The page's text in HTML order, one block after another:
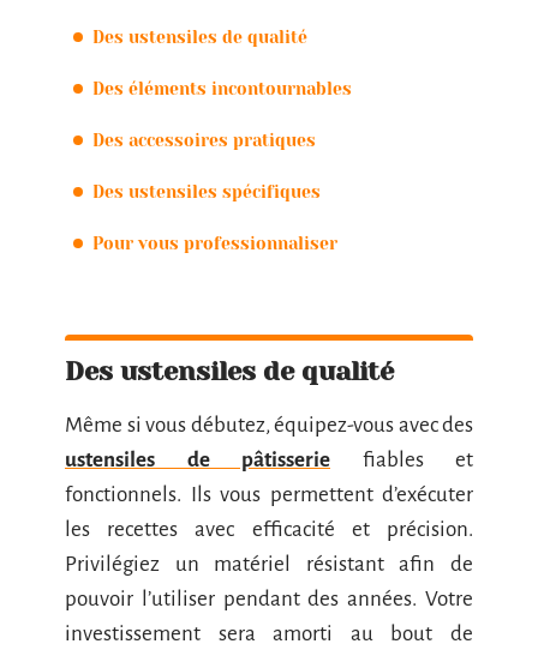
Des ustensiles de qualité
Des éléments incontournables
Des accessoires pratiques
Des ustensiles spécifiques
Pour vous professionnaliser
Des ustensiles de qualité
Même si vous débutez, équipez-vous avec des
ustensiles de pâtisserie fiables et
fonctionnels. Ils vous permettent d’exécuter
les recettes avec efficacité et précision.
Privilégiez un matériel résistant afin de
pouvoir l’utiliser pendant des années. Votre
investissement sera amorti au bout de